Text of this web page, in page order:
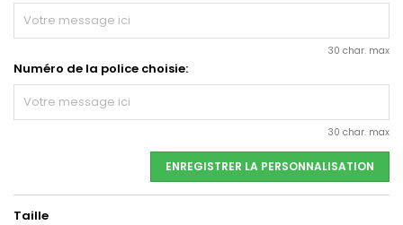
30 char. max
Numéro de la police choisie:
30 char. max
ENREGISTRER LA PERSONNALISATION
Taille